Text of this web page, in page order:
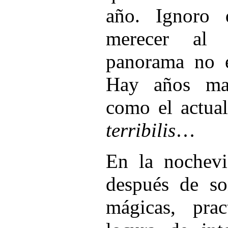
año. Ignoro
merecer al
panorama no
Hay años
como el
terribilis…
En la
después de
mágicas,